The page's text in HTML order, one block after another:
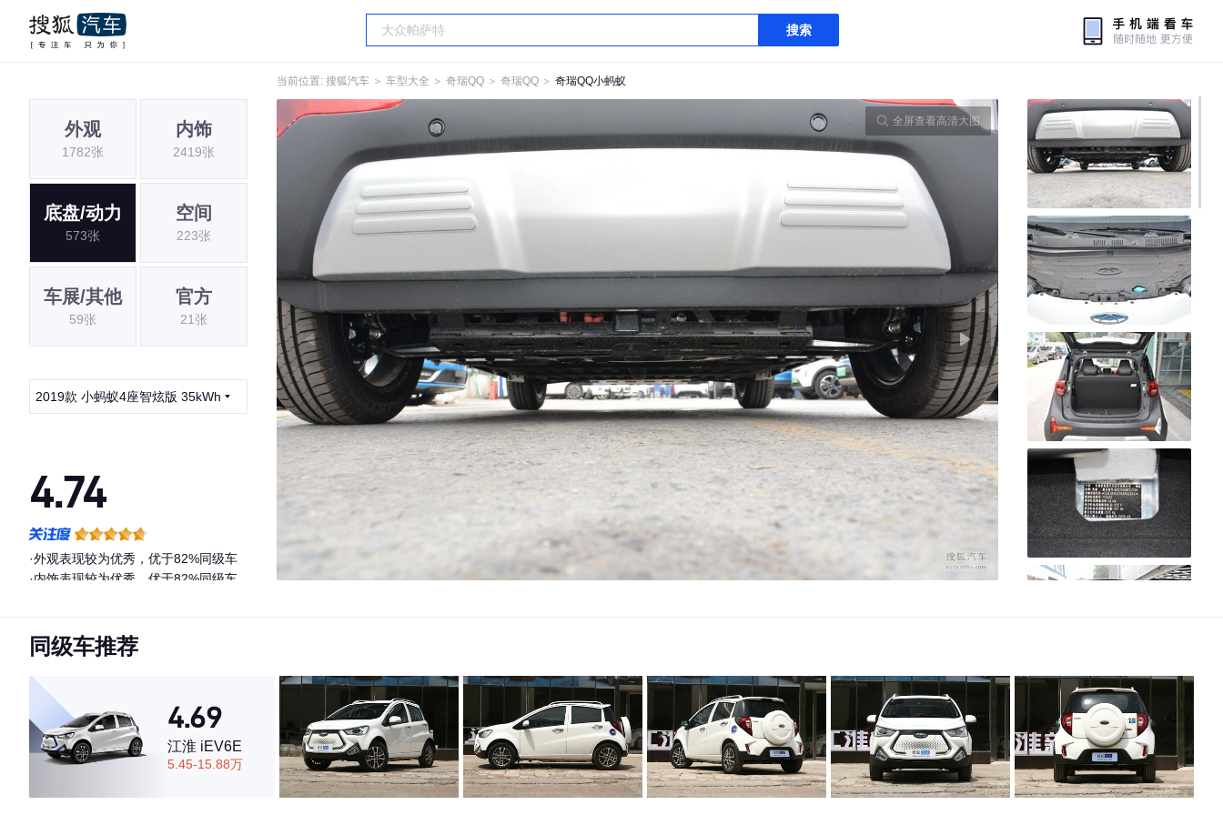
搜索
当前位置: 搜狐汽车 ＞ 车型大全 ＞ 奇瑞QQ ＞ 奇瑞QQ ＞ 奇瑞QQ小蚂蚁
外观
1782张
内饰
2419张
底盘/动力
573张
空间
223张
车展/其他
59张
官方
21张
2019款 小蚂蚁4座智炫版 35kWh
4.74
·外观表现较为优秀，优于82%同级车
·内饰表现较为优秀，优于82%同级车
全屏查看高清大图
同级车推荐
4.69
江淮 iEV6E
5.45-15.88万